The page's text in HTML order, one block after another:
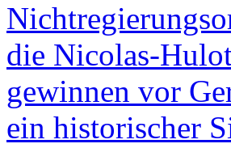
die Nicolas-
gewinnen vor
ein historischer